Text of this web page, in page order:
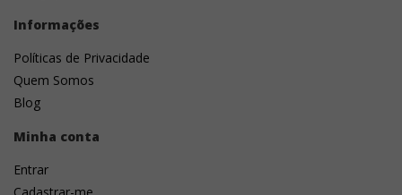
Informações
Políticas de Privacidade
Quem Somos
Blog
Minha conta
Entrar